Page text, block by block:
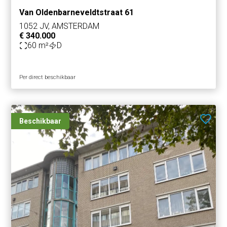
Van Oldenbarneveldtstraat 61
1052 JV, AMSTERDAM
€ 340.000
60 m²
D
Per direct beschikbaar
Beschikbaar